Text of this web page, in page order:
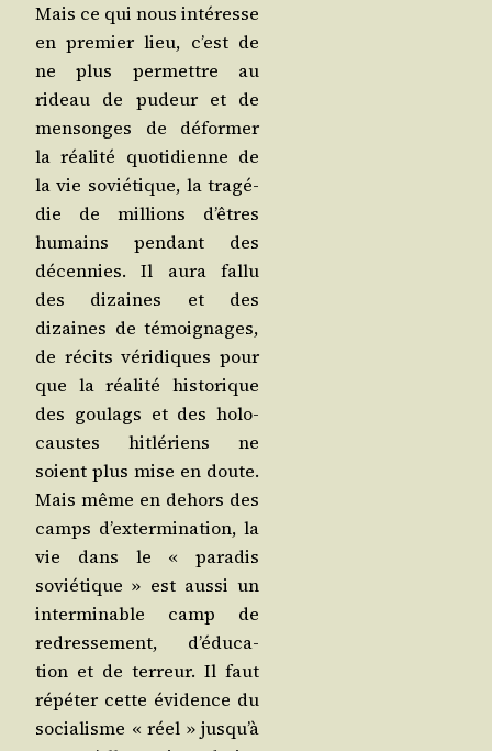
Mais ce qui nous inté­resse
en pre­mier lieu, c’est de
ne plus per­mettre au
rideau de pudeur et de
men­songes de défor­mer
la réa­li­té quo­ti­dienne de
la vie sovié­tique, la tra­gé­
die de mil­lions d’êtres
humains pen­dant des
décen­nies. Il aura fal­lu
des dizaines et des
dizaines de témoi­gnages,
de récits véri­diques pour
que la réa­li­té his­to­rique
des gou­lags et des holo­
caustes hit­lé­riens ne
soient plus mise en doute.
Mais même en dehors des
camps d’ex­ter­mi­na­tion, la
vie dans le « para­dis
sovié­tique » est aus­si un
inter­mi­nable camp de
redres­se­ment, d’é­du­ca­
tion et de ter­reur. Il faut
répé­ter cette évi­dence du
socia­lisme « réel » jus­qu’à